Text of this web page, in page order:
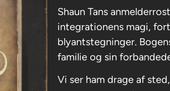
Shaun Tans
integrationens magi,
blyantstegninger.
familie og sin
Vi ser ham drage af